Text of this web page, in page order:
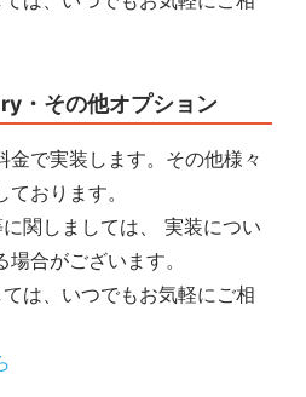
・その他オプション
金で実装します。その他様々
おります。
関しましては、 実装につい
合がございます。
は、いつでもお気軽にご相